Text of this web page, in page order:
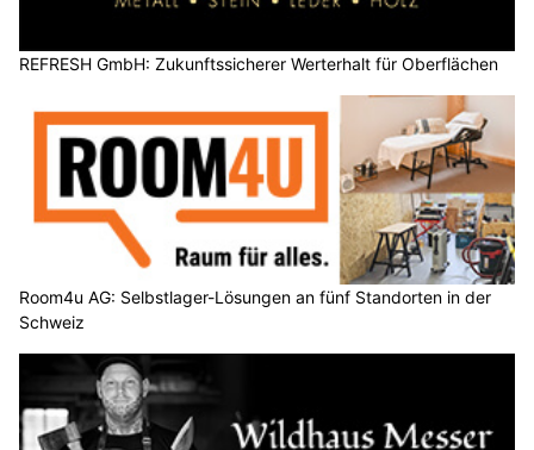
REFRESH GmbH: Zukunftssicherer Werterhalt für Oberflächen
Room4u AG: Selbstlager-Lösungen an fünf Standorten in der
Schweiz